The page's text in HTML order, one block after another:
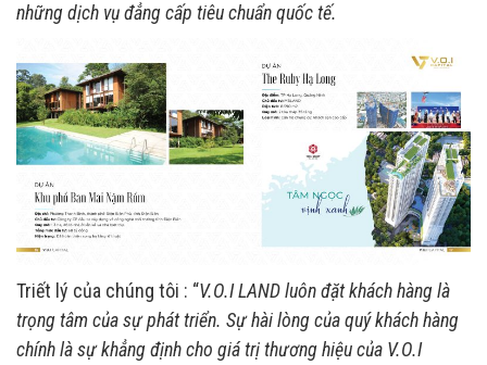
những dịch vụ đẳng cấp tiêu chuẩn quốc tế.
Triết lý của chúng tôi : “V.O.I LAND luôn đặt khách hàng là
trọng tâm của sự phát triển. Sự hài lòng của quý khách hàng
chính là sự khẳng định cho giá trị thương hiệu của V.O.I